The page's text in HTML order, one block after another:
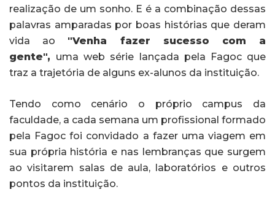
realização de um sonho. E é a combinação dessas
palavras amparadas por boas histórias que deram
vida ao "Venha fazer sucesso com a
gente", uma web série lançada pela Fagoc que
traz a trajetória de alguns ex-alunos da instituição.
Tendo como cenário o próprio campus da
faculdade, a cada semana um profissional formado
pela Fagoc foi convidado a fazer uma viagem em
sua própria história e nas lembranças que surgem
ao visitarem salas de aula, laboratórios e outros
pontos da instituição.